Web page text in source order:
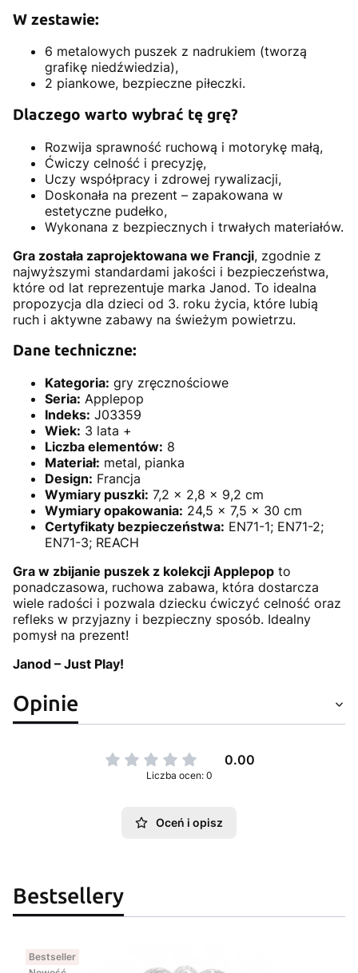
W zestawie:
6 metalowych puszek z nadrukiem (tworzą
grafikę niedźwiedzia),
2 piankowe, bezpieczne piłeczki.
Dlaczego warto wybrać tę grę?
Rozwija sprawność ruchową i motorykę małą,
Ćwiczy celność i precyzję,
Uczy współpracy i zdrowej rywalizacji,
Doskonała na prezent – zapakowana w
estetyczne pudełko,
Wykonana z bezpiecznych i trwałych materiałów.
Gra została zaprojektowana we Francji, zgodnie z
najwyższymi standardami jakości i bezpieczeństwa,
które od lat reprezentuje marka Janod. To idealna
propozycja dla dzieci od 3. roku życia, które lubią
ruch i aktywne zabawy na świeżym powietrzu.
Dane techniczne:
Kategoria: gry zręcznościowe
Seria: Applepop
Indeks: J03359
Wiek: 3 lata +
Liczba elementów: 8
Materiał: metal, pianka
Design: Francja
Wymiary puszki: 7,2 × 2,8 × 9,2 cm
Wymiary opakowania: 24,5 × 7,5 × 30 cm
Certyfikaty bezpieczeństwa: EN71-1; EN71-2;
EN71-3; REACH
Gra w zbijanie puszek z kolekcji Applepop to
ponadczasowa, ruchowa zabawa, która dostarcza
wiele radości i pozwala dziecku ćwiczyć celność oraz
refleks w przyjazny i bezpieczny sposób. Idealny
pomysł na prezent!
Janod – Just Play!
Opinie
0.00
Liczba ocen: 0
Oceń i opisz
Bestsellery
Bestseller